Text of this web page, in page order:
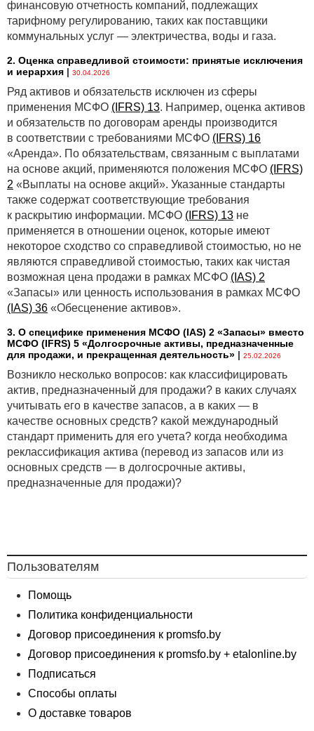
финансовую отчетность компаний, подлежащих
тарифному регулированию, таких как поставщики
коммунальных услуг — электричества, воды и газа.
2. Оценка справедливой стоимости: принятые исключения
и иерархия | 30.04.2026
Ряд активов и обязательств исключен из сферы
применения МСФО (IFRS) 13. Например, оценка активов
и обязательств по договорам аренды производится
в соответствии с требованиями МСФО (IFRS) 16
«Аренда». По обязательствам, связанным с выплатами
на основе акций, применяются положения МСФО (IFRS)
2 «Выплаты на основе акций». Указанные стандарты
также содержат соответствующие требования
к раскрытию информации. МСФО (IFRS) 13 не
применяется в отношении оценок, которые имеют
некоторое сходство со справедливой стоимостью, но не
являются справедливой стоимостью, таких как чистая
возможная цена продажи в рамках МСФО (IAS) 2
«Запасы» или ценность использования в рамках МСФО
(IAS) 36 «Обесценение активов».
3. О специфике применения МСФО (IАS) 2 «Запасы» вместо
МСФО (IFRS) 5 «Долгосрочные активы, предназначенные
для продажи, и прекращенная деятельность» | 25.02.2026
Возникло несколько вопросов: как классифицировать
актив, предназначенный для продажи? в каких случаях
учитывать его в качестве запасов, а в каких — в
качестве основных средств? какой международный
стандарт применить для его учета? когда необходима
реклассификация актива (перевод из запасов или из
основных средств — в долгосрочные активы,
предназначенные для продажи)?
Пользователям
Помощь
Политика конфиденциальности
Договор присоединения к promsfo.by
Договор присоединения к promsfo.by + etalonline.by
Подписаться
Способы оплаты
О доставке товаров